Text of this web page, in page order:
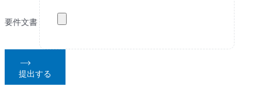
要件文書
提出する